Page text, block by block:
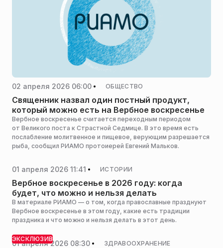
02 апреля 2026 06:00 ОБЩЕСТВО
Священник назвал один постный продукт,
который можно есть на Вербное воскресенье
Вербное воскресенье считается переходным периодом
от Великого поста к Страстной Седмице. В это время есть
послабление молитвенное и пищевое, верующим разрешается
рыба, сообщил РИАМО протоиерей Евгений Мальков.
01 апреля 2026 11:41 ИСТОРИИ
Вербное воскресенье в 2026 году: когда
будет, что можно и нельзя делать
В материале РИАМО — о том, когда православные празднуют
Вербное воскресенье в этом году, какие есть традиции
праздника и что можно и нельзя делать в этот день.
ЭКСКЛЮЗИВ
01 апреля 2026 08:30 ЗДРАВООХРАНЕНИЕ